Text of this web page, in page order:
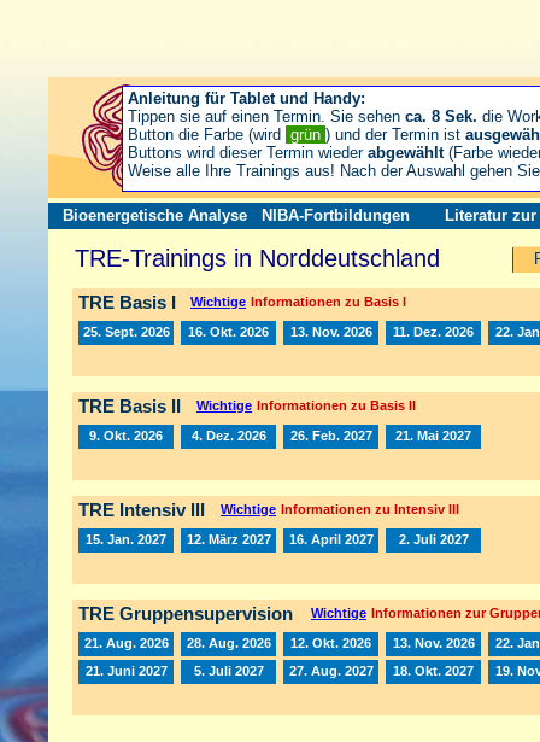
Bioenergetische Analyse NIBA-Fortbildungen Literatur zur
TRE-Trainings in Norddeutschland
TRE Basis I Wichtige Informationen zu Basis I
25. Sept. 2026 16. Okt. 2026 13. Nov. 2026 11. Dez. 2026 22.
TRE Basis II Wichtige Informationen zu Basis II
9. Okt. 2026 4. Dez. 2026 26. Feb. 2027 21. Mai 2027
TRE Intensiv III Wichtige Informationen zu Intensiv III
15. Jan. 2027 12. März 2027 16. April 2027 2. Juli 2027
TRE Gruppensupervision Wichtige Informationen zur
21. Aug. 2026 28. Aug. 2026 12. Okt. 2026 13. Nov. 2026
22.
21. Juni 2027
5. Juli 2027 27. Aug. 2027 18. Okt. 2027 19.
Anleitung für Tablet und Handy:
Tippen sie auf einen Termin. Sie sehen ca. 8 Sek. die
Button die Farbe (wird grün ) und der Termin ist
Buttons wird dieser Termin wieder abgewählt(Farbe
Weise alle Ihre Trainings aus! Nach der Auswahl gehen